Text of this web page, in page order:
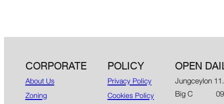
CORPORATE
About Us
Zoning
POLICY
Privacy Policy
Cookies Policy
OPEN
Jungceylon
Big C